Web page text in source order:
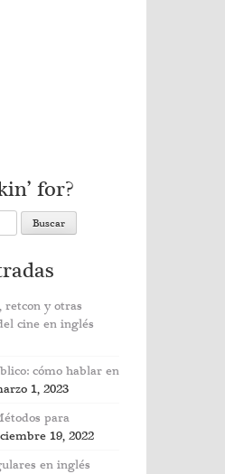
for?
retcon y otras
cine en inglés
cómo hablar en
1, 2023
para
19, 2022
en inglés